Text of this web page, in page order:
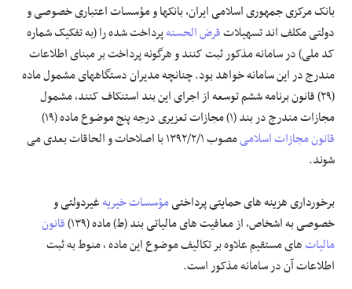
بانک مرکزی جمهوری اسلامی ایران، بانکها و مؤسسات اعتباری خصوصی و
دولتی مکلف اند تسهیلاتقرض الحسنهپرداخت شده را (به تفکیک شماره
کد ملی) در سامانه مذکور ثبت کنند و هرگونه پرداخت بر مبنای اطلاعات
مندرج در این سامانه خواهد بود. چنانچه مدیران دستگاههای مشمول ماده
(۲۹) قانون برنامه ششم توسعه از اجرای این بند استنکاف کنند، مشمول
مجازات مندرج در بند (۱) مجازات تعزیری درجه پنج موضوع ماده (۱۹)
قانون مجازات اسلامی
مصوب ۱۳۹۲/۲/۱ با اصلاحات و الحاقات بعدی می
شوند.
برخورداری هزینه های حمایتی پرداختیمؤسسات خیریهغیردولتی و
خصوصی به اشخاص، از معافیت های مالیاتی بند (ط) ماده (۱۳۹)
قانون
مالیاتهای مستقیم علاوه بر تکالیف موضوع این ماده ، منوط به ثبت
اطلاعات آن در سامانه مذکور است.